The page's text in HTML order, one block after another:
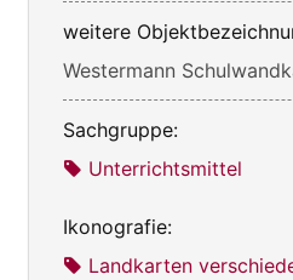
weitere
Westermann
Sachgruppe:
Unterrichtsmittel
Ikonografie:
Landkarten